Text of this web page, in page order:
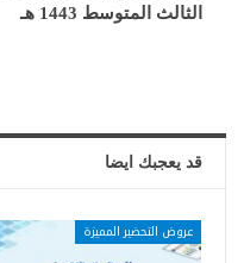
الثالث المتوسط 1443 هـ
قد يعجبك ايضا
عروض التحضير المميزة